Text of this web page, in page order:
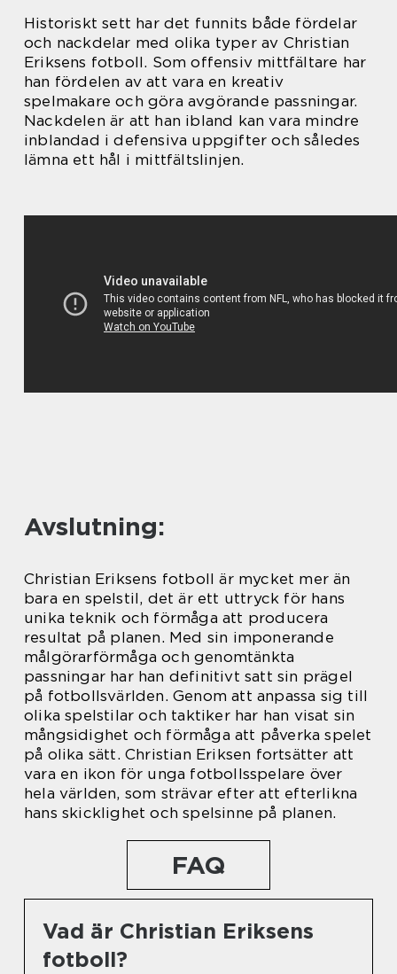
Historiskt sett har det funnits både fördelar
och nackdelar med olika typer av Christian
Eriksens fotboll. Som offensiv mittfältare har
han fördelen av att vara en kreativ
spelmakare och göra avgörande passningar.
Nackdelen är att han ibland kan vara mindre
inblandad i defensiva uppgifter och således
lämna ett hål i mittfältslinjen.
Avslutning:
Christian Eriksens fotboll är mycket mer än
bara en spelstil, det är ett uttryck för hans
unika teknik och förmåga att producera
resultat på planen. Med sin imponerande
målgörarförmåga och genomtänkta
passningar har han definitivt satt sin prägel
på fotbollsvärlden. Genom att anpassa sig till
olika spelstilar och taktiker har han visat sin
mångsidighet och förmåga att påverka spelet
på olika sätt. Christian Eriksen fortsätter att
vara en ikon för unga fotbollsspelare över
hela världen, som strävar efter att efterlikna
hans skicklighet och spelsinne på planen.
FAQ
Vad är Christian Eriksens
fotboll?